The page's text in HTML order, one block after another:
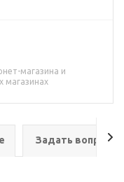
магазина и
магазинах
Задать вопрос